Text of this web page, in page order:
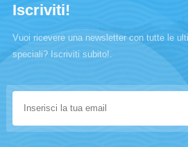
Iscriviti!
Vuoi ricevere una newsletter con tutte le
speciali? Iscriviti subito!.